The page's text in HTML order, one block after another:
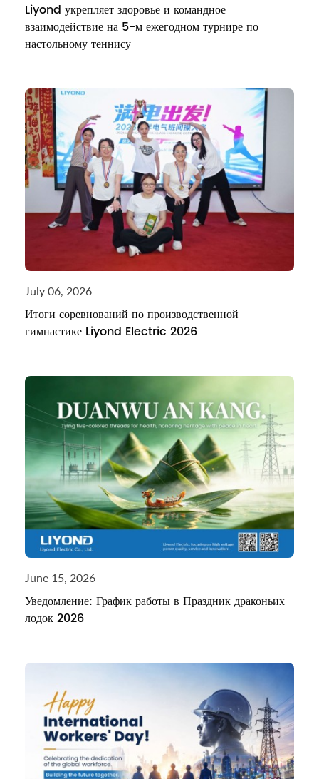
Liyond укрепляет здоровье и командное
взаимодействие на 5-м ежегодном турнире по
настольному теннису
July 06, 2026
Итоги соревнований по производственной
гимнастике Liyond Electric 2026
June 15, 2026
Уведомление: График работы в Праздник драконьих
лодок 2026